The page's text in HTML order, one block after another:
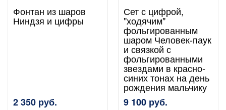
Фонтан из шаров
Ниндзя и цифры
2 350 руб.
Сет с цифрой,
"ходячим"
фольгированным
шаром Человек-паук
и связкой с
фольгированными
звездами в красно-
синих тонах на день
рождения мальчику
9 100 руб.